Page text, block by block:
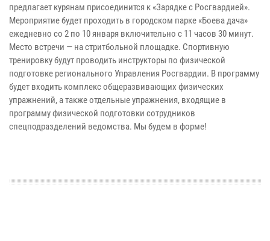
предлагает курянам присоединится к «Зарядке с Росгвардией».
Мероприятие будет проходить в городском парке «Боева дача»
ежедневно со 2 по 10 января включительно с 11 часов 30 минут.
Место встречи — на стритбольной площадке. Спортивную
тренировку будут проводить инструкторы по физической
подготовке регионального Управления Росгвардии. В программу
будет входить комплекс общеразвивающих физических
упражнений, а также отдельные упражнения, входящие в
программу физической подготовки сотрудников
спецподразделений ведомства. Мы будем в форме!